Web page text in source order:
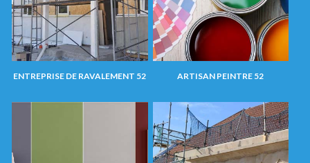
ENTREPRISE DE RAVALEMENT 52 ARTISAN PEINTRE 52